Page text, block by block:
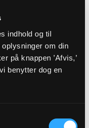
indhold og til
om din
på knappen ’Afvis,’
benytter dog en